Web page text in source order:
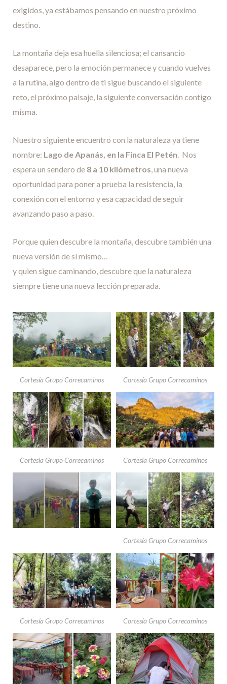
exigidos, ya estábamos pensando en nuestro próximo
destino.
La montaña deja esa huella silenciosa; el cansancio
desaparece, pero la emoción permanece y cuando vuelves
a la rutina, algo dentro de ti sigue buscando el siguiente
reto, el próximo paisaje, la siguiente conversación contigo
misma.
Nuestro siguiente encuentro con la naturaleza ya tiene
nombre: Lago de Apanás, en la Finca El Petén . Nos
espera un sendero de 8 a 10 kilómetros , una nueva
oportunidad para poner a prueba la resistencia, la
conexión con el entorno y esa capacidad de seguir
avanzando paso a paso.
Porque quien descubre la montaña, descubre también una
nueva versión de sí mismo…
y quien sigue caminando, descubre que la naturaleza
siempre tiene una nueva lección preparada.
Cortesía Grupo Correcaminos Cortesía Grupo Correcaminos
Cortesía Grupo Correcaminos Cortesía Grupo Correcaminos
Cortesía Grupo Correcaminos
Cortesía Grupo Correcaminos Cortesía Grupo Correcaminos